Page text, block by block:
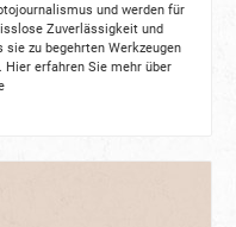
und werden für
Zuverlässigkeit und
zu begehrten Werkzeugen
erfahren Sie mehr über